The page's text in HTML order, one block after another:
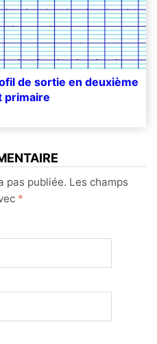
de sortie en deuxième
primaire
pas publiée. Les champs
*